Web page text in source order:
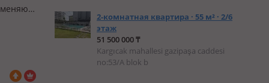
2-комнатная квартира · 55 м² · 2/6
этаж
51 500 000 ₸
Kargıcak mahallesi gazipaşa caddesi
no:53/A blok b